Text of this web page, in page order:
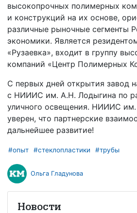
высокопрочных полимерных
и конструкций на их основе,
различные рыночные сегменты
экономики. Является
«Рузаевка», входит в группу
компаний «Центр Полимерных
С первых дней открытия завод
с НИИИС им. А.Н. Лодыгина по
уличного освещения. НИИИС
уверен, что партнерские
дальнейшее развитие!
#опыт #стеклопластики #трубы
Ольга Гладунова
Новости